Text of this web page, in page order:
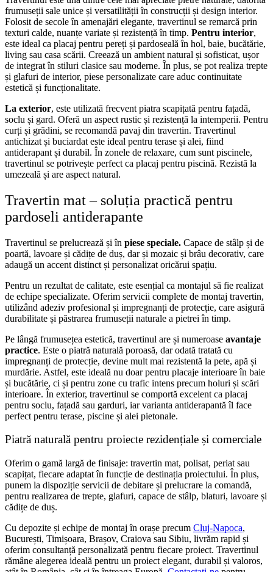
frumuseții sale unice și versatilității în construcții și design interior.
Folosit de secole în amenajări elegante, travertinul se remarcă prin
texturi calde, nuanțe variate și rezistență în timp. Pentru interior,
este ideal ca placaj pentru pereți și pardoseală în hol, baie, bucătărie,
living sau casa scării. Creează un ambient natural și sofisticat, ușor
de integrat în stiluri clasice sau moderne. În plus, se pot realiza trepte
și glafuri de interior, piese personalizate care aduc continuitate
estetică și funcționalitate.
La exterior, este utilizată frecvent piatra scapițată pentru fațadă,
soclu și gard. Oferă un aspect rustic și rezistență la intemperii. Pentru
curți și grădini, se recomandă pavaj din travertin. Travertinul
antichizat și buciardat este ideal pentru terase și alei, fiind
antiderapant și durabil. În zonele de relaxare, cum sunt piscinele,
travertinul se potrivește perfect ca placaj pentru piscină. Rezistă la
umezeală și are aspect natural.
Travertin mat – soluția practică pentru
pardoseli antiderapante
Travertinul se prelucrează și în piese speciale. Capace de stâlp și de
poartă, lavoare și cădițe de duș, dar și mozaic și brâu decorativ, care
adaugă un accent distinct și personalizat oricărui spațiu.
Pentru un rezultat de calitate, este esențial ca montajul să fie realizat
de echipe specializate. Oferim servicii complete de montaj travertin,
utilizând adeziv profesional și impregnanți de protecție, care asigură
durabilitate și păstrarea frumuseții naturale a pietrei în timp.
Pe lângă frumusețea estetică, travertinul are și numeroase avantaje
practice. Este o piatră naturală poroasă, dar odată tratată cu
impregnanți de protecție, devine mult mai rezistentă la pete, apă și
murdărie. Astfel, este ideală nu doar pentru placaje interioare în baie
și bucătărie, ci și pentru zone cu trafic intens precum holuri și scări
interioare. În exterior, travertinul se comportă excelent ca placaj
pentru soclu, fațadă sau garduri, iar varianta antiderapantă îl face
perfect pentru terase, piscine și alei pietonale.
Piatră naturală pentru proiecte rezidențiale și comerciale
Oferim o gamă largă de finisaje: travertin mat, polisat, periat sau
scapițat, fiecare adaptat în funcție de destinația proiectului. În plus,
punem la dispoziție servicii de debitare și prelucrare la comandă,
pentru realizarea de trepte, glafuri, capace de stâlp, blaturi, lavoare și
cădițe de duș.
Cu depozite și echipe de montaj în orașe precum Cluj-Napoca,
București, Timișoara, Brașov, Craiova sau Sibiu, livrăm rapid și
oferim consultanță personalizată pentru fiecare proiect. Travertinul
rămâne alegerea ideală pentru un proiect elegant, durabil și valoros,